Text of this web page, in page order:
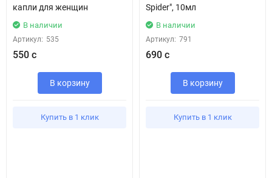
капли для женщин
В наличии
Артикул: 535
550 с
В корзину
Купить в 1 клик
Spider", 10мл
В наличии
Артикул: 791
690 с
В корзину
Купить в 1 клик